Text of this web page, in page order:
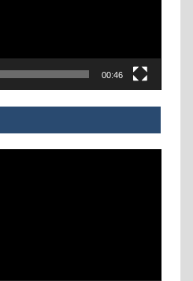
00:46